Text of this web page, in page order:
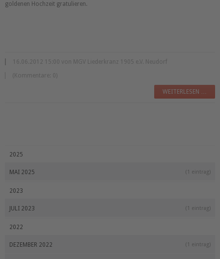
goldenen Hochzeit gratulieren.
16.06.2012 15:00 von MGV Liederkranz 1905 e.V. Neudorf
(Kommentare: 0)
WEITERLESEN …
2025
MAI 2025 (1 eintrag)
2023
JULI 2023 (1 eintrag)
2022
DEZEMBER 2022 (1 eintrag)